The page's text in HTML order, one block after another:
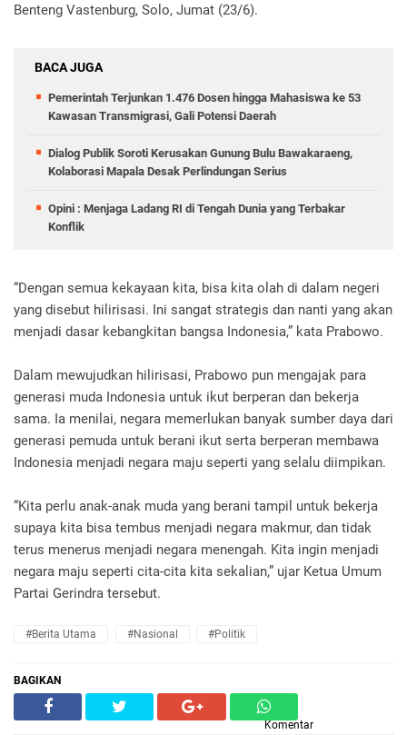
Benteng Vastenburg, Solo, Jumat (23/6).
BACA JUGA
Pemerintah Terjunkan 1.476 Dosen hingga Mahasiswa ke 53
Kawasan Transmigrasi, Gali Potensi Daerah
Dialog Publik Soroti Kerusakan Gunung Bulu Bawakaraeng,
Kolaborasi Mapala Desak Perlindungan Serius
Opini : Menjaga Ladang RI di Tengah Dunia yang Terbakar
Konflik
“Dengan semua kekayaan kita, bisa kita olah di dalam negeri
yang disebut hilirisasi. Ini sangat strategis dan nanti yang akan
menjadi dasar kebangkitan bangsa Indonesia,” kata Prabowo.
Dalam mewujudkan hilirisasi, Prabowo pun mengajak para
generasi muda Indonesia untuk ikut berperan dan bekerja
sama. Ia menilai, negara memerlukan banyak sumber daya dari
generasi pemuda untuk berani ikut serta berperan membawa
Indonesia menjadi negara maju seperti yang selalu diimpikan.
“Kita perlu anak-anak muda yang berani tampil untuk bekerja
supaya kita bisa tembus menjadi negara makmur, dan tidak
terus menerus menjadi negara menengah. Kita ingin menjadi
negara maju seperti cita-cita kita sekalian,” ujar Ketua Umum
Partai Gerindra tersebut.
#Berita Utama #Nasional #Politik
BAGIKAN
Komentar